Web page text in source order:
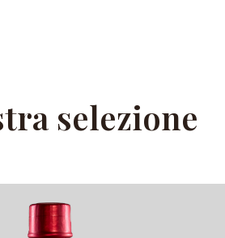
selezione